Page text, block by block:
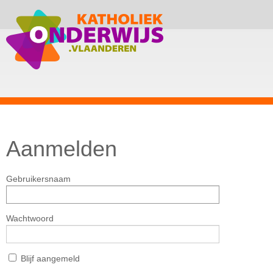
Aanmelden
Gebruikersnaam
Wachtwoord
Blijf aangemeld